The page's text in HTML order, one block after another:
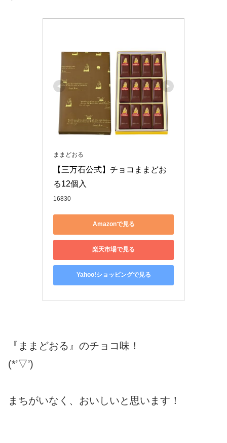
ままどおる
【三万石公式】チョコままどお
る12個入
16830
Amazonで見る
楽天市場で見る
Yahoo!ショッピングで見る
『ままどおる』のチョコ味！
(*’▽’)
まちがいなく、おいしいと思います！